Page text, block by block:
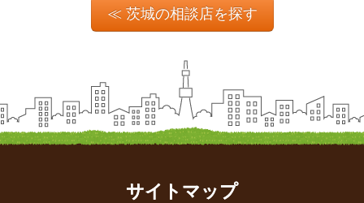
≪ 茨城の相談店を探す
サイトマップ